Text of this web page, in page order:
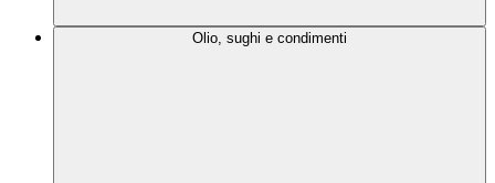
Olio, sughi e condimenti